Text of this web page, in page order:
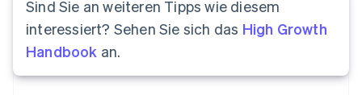
Sind Sie an weiteren Tipps wie diesem
interessiert? Sehen Sie sich das High Growth
Handbook an.
Lettland
English
DeutschEnglish